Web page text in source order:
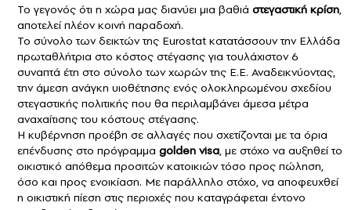
Το γεγονός ότι η χώρα μας διανύει μια βαθιά στεγαστική κρίση,
αποτελεί πλέον κοινή παραδοχή.
Το σύνολο των δεικτών της Eurostat κατατάσσουν την Ελλάδα
πρωταθλήτρια στο κόστος στέγασης για τουλάχιστον 6
συναπτά έτη στο σύνολο των χωρών της Ε.Ε. Αναδεικνύοντας,
την άμεση ανάγκη υιοθέτησης ενός ολοκληρωμένου σχεδίου
στεγαστικής πολιτικής που θα περιλαμβάνει άμεσα μέτρα
αναχαίτισης του κόστους στέγασης.
Η κυβέρνηση προέβη σε αλλαγές που σχετίζονται με τα όρια
επένδυσης στο πρόγραμμα golden visa, με στόχο να αυξηθεί το
οικιστικό απόθεμα προσιτών κατοικιών τόσο προς πώληση,
όσο και προς ενοικίαση. Με παράλληλο στόχο, να αποφευχθεί
η οικιστική πίεση στις περιοχές που καταγράφεται έντονο